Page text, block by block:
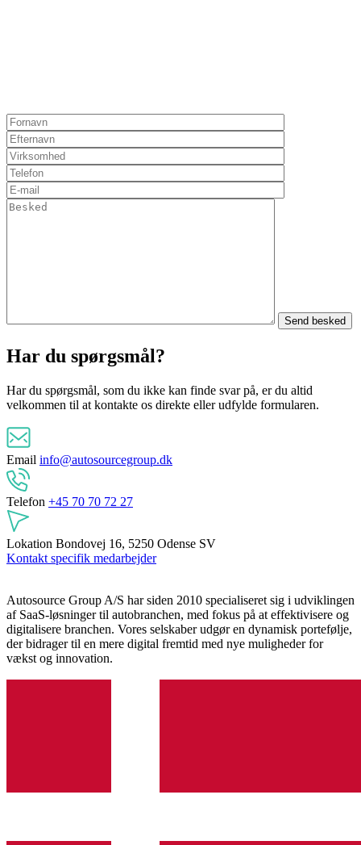
Har du spørgsmål?
Har du spørgsmål, som du ikke kan finde svar på, er du altid
velkommen til at kontakte os direkte eller udfylde formularen.
Email info@autosourcegroup.dk
Telefon +45 70 70 72 27
Lokation Bondovej 16, 5250 Odense SV
Kontakt specifik medarbejder
Autosource Group A/S har siden 2010 specialiseret sig i udviklingen
af SaaS-løsninger til autobranchen, med fokus på at effektivisere og
digitalisere branchen. Vores selskaber udgør en dynamisk portefølje,
der bidrager til en mere digital fremtid med nye muligheder for
vækst og innovation.